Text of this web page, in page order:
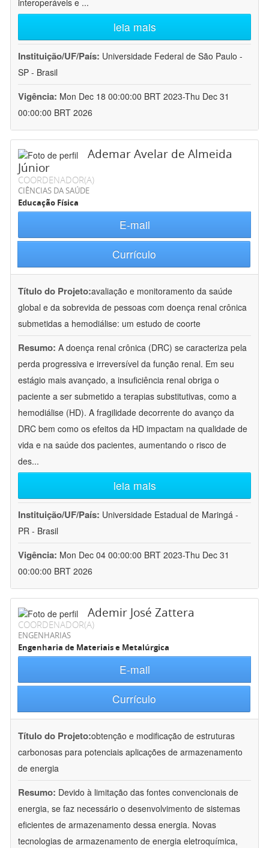
interoperáveis e ...
leia mais
Instituição/UF/País: Universidade Federal de São Paulo -
SP - Brasil
Vigência: Mon Dec 18 00:00:00 BRT 2023-Thu Dec 31
00:00:00 BRT 2026
Ademar Avelar de Almeida
Júnior
COORDENADOR(A)
CIÊNCIAS DA SAÚDE
Educação Física
E-mail
Currículo
Título do Projeto:avaliação e monitoramento da saúde
global e da sobrevida de pessoas com doença renal crônica
submetidas a hemodiálise: um estudo de coorte
Resumo: A doença renal crônica (DRC) se caracteriza pela
perda progressiva e irreversível da função renal. Em seu
estágio mais avançado, a insuficiência renal obriga o
paciente a ser submetido a terapias substitutivas, como a
hemodiálise (HD). A fragilidade decorrente do avanço da
DRC bem como os efeitos da HD impactam na qualidade de
vida e na saúde dos pacientes, aumentando o risco de
des...
leia mais
Instituição/UF/País: Universidade Estadual de Maringá -
PR - Brasil
Vigência: Mon Dec 04 00:00:00 BRT 2023-Thu Dec 31
00:00:00 BRT 2026
Ademir José Zattera
COORDENADOR(A)
ENGENHARIAS
Engenharia de Materiais e Metalúrgica
E-mail
Currículo
Título do Projeto:obtenção e modificação de estruturas
carbonosas para potenciais aplicações de armazenamento
de energia
Resumo: Devido à limitação das fontes convencionais de
energia, se faz necessário o desenvolvimento de sistemas
eficientes de armazenamento dessa energia. Novas
tecnologias de armazenamento de energia eletroquímica,